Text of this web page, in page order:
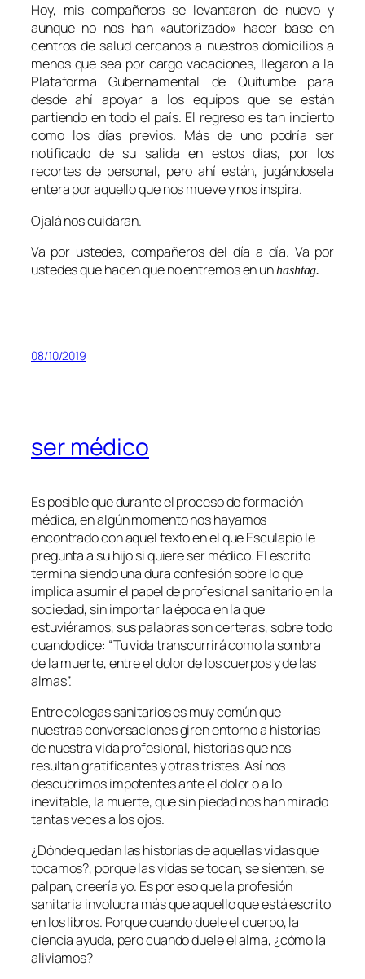
Hoy, mis compañeros se levantaron de nuevo y
aunque no nos han «autorizado» hacer base en
centros de salud cercanos a nuestros domicilios a
menos que sea por cargo vacaciones, llegaron a la
Plataforma Gubernamental de Quitumbe para
desde ahí apoyar a los equipos que se están
partiendo en todo el país. El regreso es tan incierto
como los días previos. Más de uno podría ser
notificado de su salida en estos días, por los
recortes de personal, pero ahí están, jugándosela
entera por aquello que nos mueve y nos inspira.
Ojalá nos cuidaran.
Va por ustedes, compañeros del día a día. Va por
ustedes que hacen que no entremos en unhashtag.
08/10/2019
ser médico
Es posible que durante el proceso de formación
médica, en algún momento nos hayamos
encontrado con aquel texto en el que Esculapio le
pregunta a su hijo si quiere ser médico. El escrito
termina siendo una dura confesión sobre lo que
implica asumir el papel de profesional sanitario en la
sociedad, sin importar la época en la que
estuviéramos, sus palabras son certeras, sobre todo
cuando dice: “Tu vida transcurrirá como la sombra
de la muerte, entre el dolor de los cuerpos y de las
almas”.
Entre colegas sanitarios es muy común que
nuestras conversaciones giren entorno a historias
de nuestra vida profesional, historias que nos
resultan gratificantes y otras tristes. Así nos
descubrimos impotentes ante el dolor o a lo
inevitable, la muerte, que sin piedad nos han mirado
tantas veces a los ojos.
¿Dónde quedan las historias de aquellas vidas que
tocamos?, porque las vidas se tocan, se sienten, se
palpan, creería yo. Es por eso que la profesión
sanitaria involucra más que aquello que está escrito
en los libros. Porque cuando duele el cuerpo, la
ciencia ayuda, pero cuando duele el alma, ¿cómo la
aliviamos?